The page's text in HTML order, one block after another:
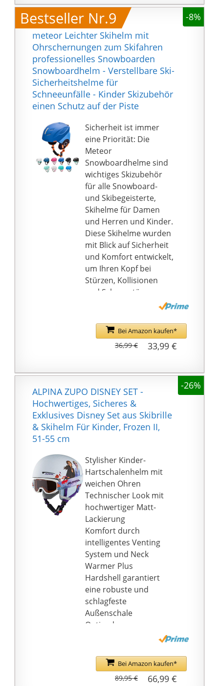
Atmungsaktive und
widerstandsfähige
Mischung aus
Baumwolle, Polyester
und Elasthan; Die
Sturmhaube passt sich
der Kopfform an,
trocknet schnell und
reizt die empfindliche
Kinderhaut nicht
Bestseller Nr.9
-8%
meteor Leichter Skihelm mit
Ohrschernungen zum Skifahren
professionelles Snowboarden
Snowboardhelm - Verstellbare Ski-
Sicherheitshelme für
Schneeunfälle - Kinder Skizubehör
einen Schutz auf der Piste
Sicherheit ist immer
eine Priorität: Die
Meteor
Snowboardhelme sind
wichtiges Skizubehör
für alle Snowboard-
und Skibegeisterte,
Skihelme für Damen
und Herren und Kinder.
Diese Skihelme wurden
mit Blick auf Sicherheit
und Komfort entwickelt,
um Ihren Kopf bei
Stürzen, Kollisionen
und Schneestürzen zu
Größe: Inklusion ist für
uns sehr wichtig.
Unsere Kollektion von
Skihelmen Herren und
Skihelmen Kinder
umfasst eine breite
Palette von Größen und
Farben: Weiß/Pink,
Blau/Weiß,
Schwarz/Grau. Diese
Skihelme sind für
Herren, Frauen, Jungen,
Mädchen, Kinder und
Kleinkinder geeignet.
Außerdem ist jeder
Snowboardhelm mit
einem Verschluss und
einem Riemen leicht
verstellbar und verfügt
über ein
Verschlusssystem für
einen richtigen Ski-
Sicherheitshelm für
Damen, Herren und
Schockabsorbierendes
Design: Unsere
Skihelme für Damen
und Herren verfügen
Bei Amazon kaufen*
33,99 €
36,99 €
-26%
ALPINA ZUPO DISNEY SET -
Hochwertiges, Sicheres &
Exklusives Disney Set aus Skibrille
& Skihelm Für Kinder, Frozen II,
51-55 cm
Stylisher Kinder-
Hartschalenhelm mit
weichen Ohren
Technischer Look mit
hochwertiger Matt-
Lackierung
Komfort durch
intelligentes Venting
System und Neck
Warmer Plus
Hardshell garantiert
eine robuste und
schlagfeste
Außenschale
Optimale
Stoßabsorption durch
Bei Amazon kaufen*
66,99 €
89,95 €